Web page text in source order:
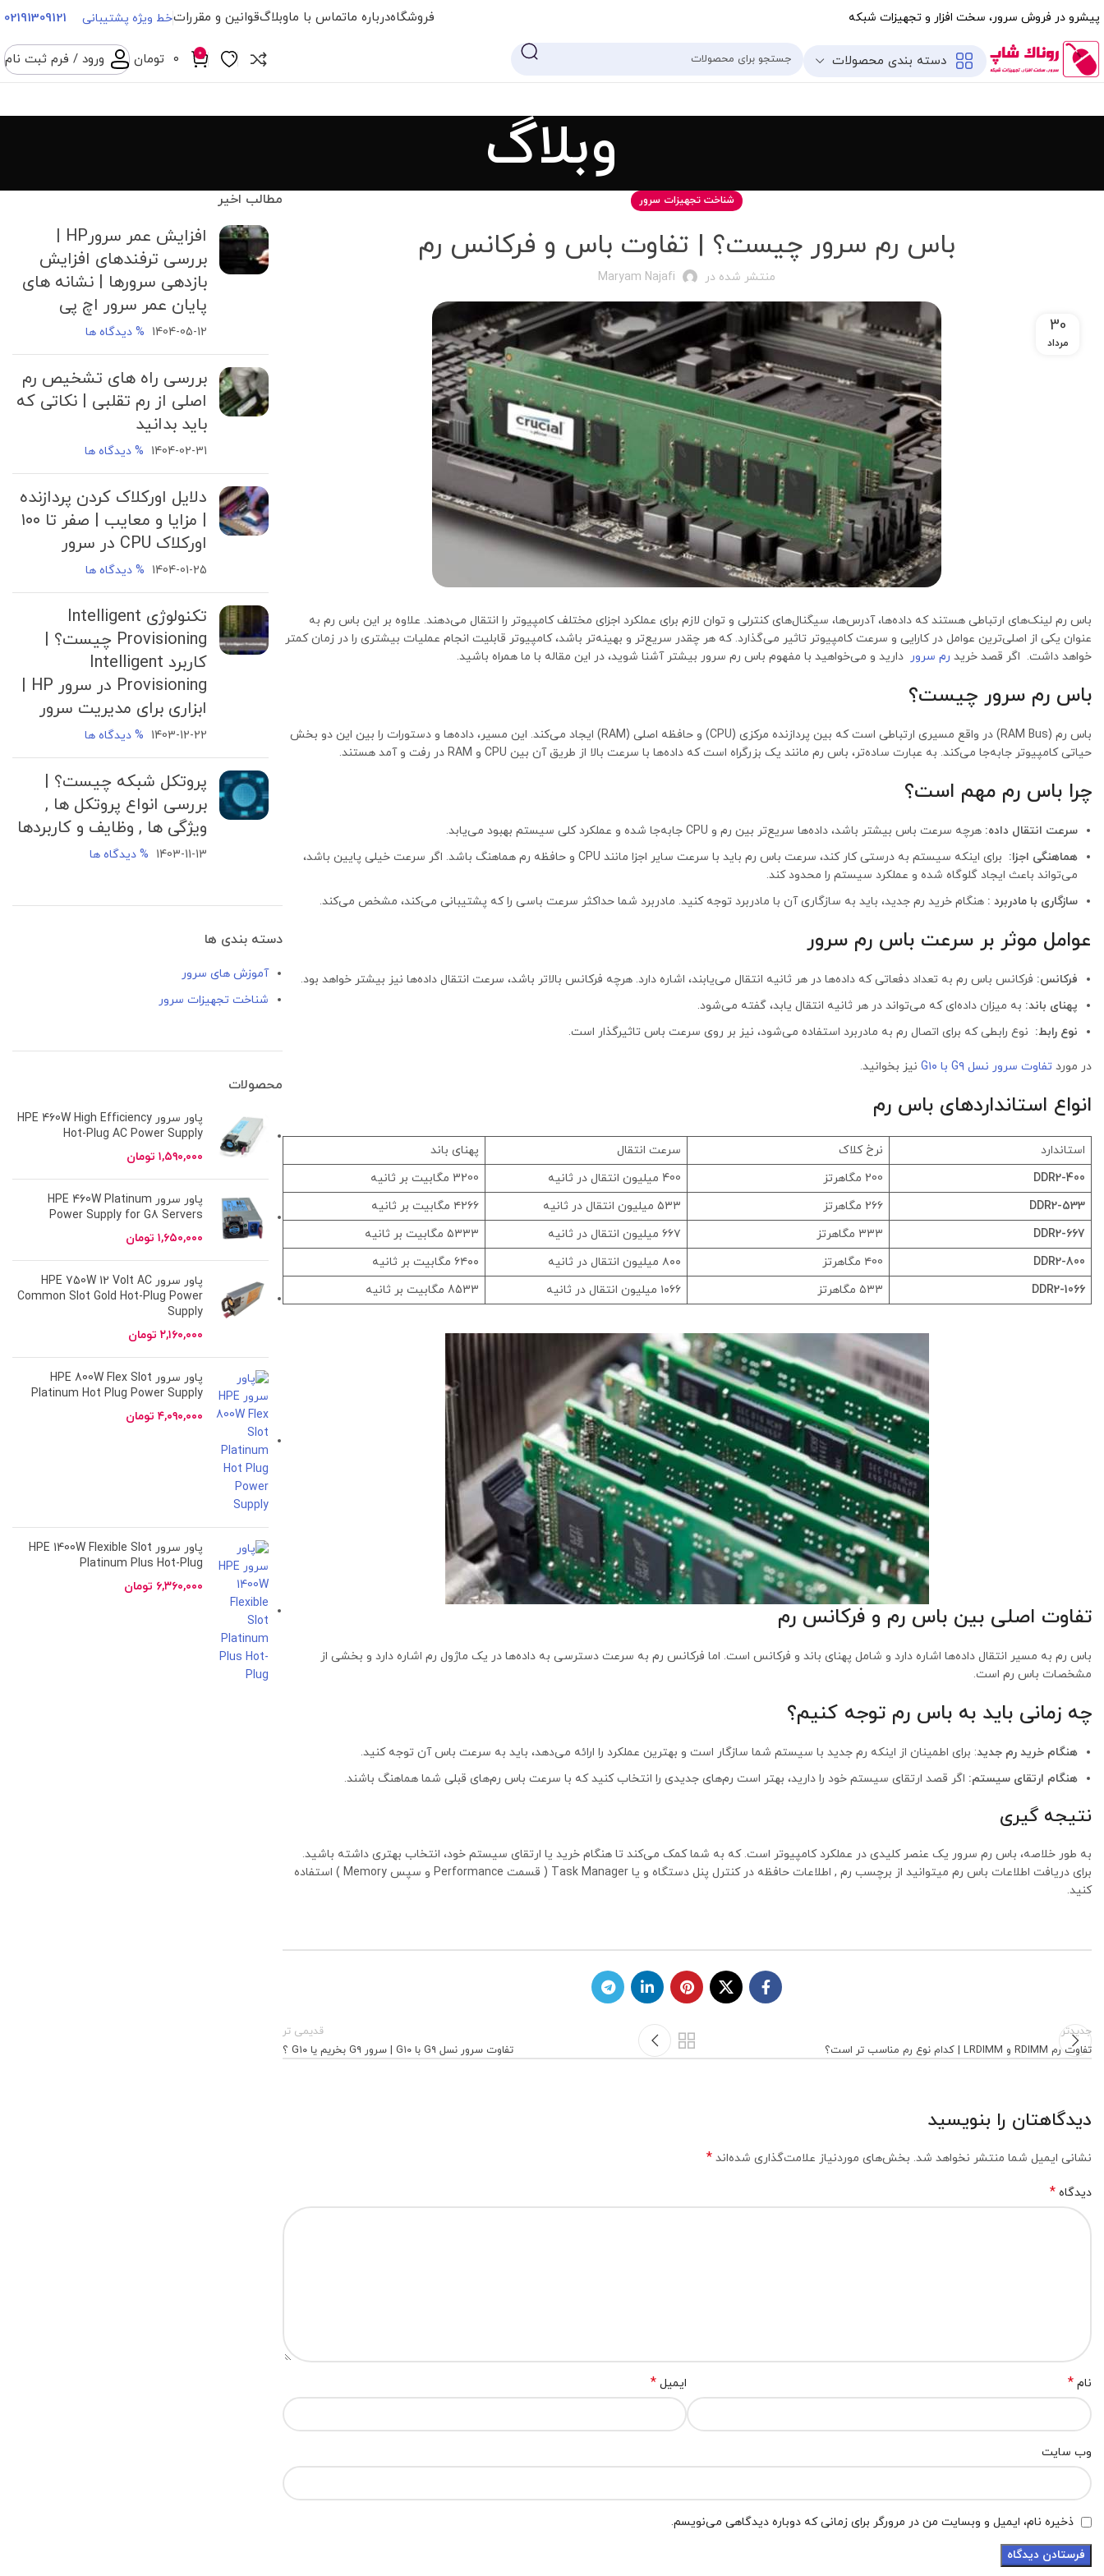
پیشرو در فروش سرور، سخت افزار و تجهیزات شبکه فروشگاهدرباره ماتماس با ماوبلاگقوانین و مقرراتخط ویژه پشتیبانی 02191309121
دسته بندی محصولات 0 ۰ تومان ورود / فرم ثبت نام
وبلاگ
شناخت تجهیزات سرور
باس رم سرور چیست؟ | تفاوت باس و فرکانس رم
منتشر شده در Maryam Najafi
30
مرداد
باس‌ رم لینک‌های ارتباطی هستند که داده‌ها، آدرس‌ها، سیگنال‌های کنترلی و توان لازم برای عملکرد اجزای مختلف کامپیوتر را انتقال می‌دهند. علاوه بر این باس رم به
‌عنوان یکی از اصلی‌ترین عوامل در کارایی و سرعت کامپیوتر تاثیر می‌گذارد. که هر چقدر سریع‌تر و بهینه‌تر باشد، کامپیوتر قابلیت انجام عملیات بیشتری را در زمان کمتر
خواهد داشت. اگر قصد خرید رم سرور دارید و می‌خواهید با مفهوم باس رم سرور بیشتر آشنا شوید، در این مقاله با ما همراه باشید.
باس رم سرور چیست؟
باس رم (RAM Bus) در واقع مسیری ارتباطی است که بین پردازنده مرکزی (CPU) و حافظه اصلی (RAM) ایجاد می‌کند. این مسیر، داده‌ها و دستورات را بین این دو بخش
حیاتی کامپیوتر جابه‌جا می‌کند. به عبارت ساده‌تر، باس رم مانند یک بزرگراه است که داده‌ها با سرعت بالا از طریق آن بین CPU و RAM در رفت و آمد هستند.
چرا باس رم مهم است؟
سرعت انتقال داده: هرچه سرعت باس بیشتر باشد، داده‌ها سریع‌تر بین رم و CPU جابه‌جا شده و عملکرد کلی سیستم بهبود می‌یابد.
هماهنگی اجزا:
برای اینکه سیستم به درستی کار کند، سرعت باس رم باید با سرعت سایر اجزا مانند CPU و حافظه رم هماهنگ باشد. اگر سرعت خیلی پایین باشد،
می‌تواند باعث ایجاد گلوگاه شده و عملکرد سیستم را محدود کند.
سازگاری با مادربرد : هنگام خرید رم جدید، باید به سازگاری آن با مادربرد توجه کنید. مادربرد شما حداکثر سرعت باسی را که پشتیبانی می‌کند، مشخص می‌کند.
عوامل موثر بر سرعت باس رم سرور
فرکانس: فرکانس باس رم به تعداد دفعاتی که داده‌ها در هر ثانیه انتقال می‌یابند، اشاره دارد. هرچه فرکانس بالاتر باشد، سرعت انتقال داده‌ها نیز بیشتر خواهد بود.
پهنای باند: به میزان داده‌ای که می‌تواند در هر ثانیه انتقال یابد، گفته می‌شود.
نوع رابط: نوع رابطی که برای اتصال رم به مادربرد استفاده می‌شود، نیز بر روی سرعت باس تاثیرگذار است.
در مورد تفاوت سرور نسل G۹ با G۱۰ نیز بخوانید.
انواع استانداردهای باس رم
استاندارد نرخ کلاک سرعت انتقال
پهنای باند
DDR2-400
200 مگاهرتز 400 میلیون انتقال در ثانیه
3200 مگابیت بر ثانیه
DDR2-533
2۶۶ مگاهرتز ۵۳۳ میلیون انتقال در ثانیه
۴۲۶۶ مگابیت بر ثانیه
DDR2-667
۳۳۳ مگاهرتز ۶۶۷ میلیون انتقال در ثانیه
۵۳۳۳ مگابیت بر ثانیه
DDR2-800
۴00 مگاهرتز ۸۰۰ میلیون انتقال در ثانیه
۶۴۰۰ مگابیت بر ثانیه
DDR2-1066
۵۳۳ مگاهرتز ۱۰۶۶ میلیون انتقال در ثانیه 8533 مگابیت بر ثانیه
تفاوت اصلی بین باس رم و فرکانس رم
باس رم به مسیر انتقال داده‌ها اشاره دارد و شامل پهنای باند و فرکانس است. اما فرکانس رم به سرعت دسترسی به داده‌ها در یک ماژول رم اشاره دارد و بخشی از
مشخصات باس رم است.
چه زمانی باید به باس رم توجه کنیم؟
هنگام خرید رم جدید: برای اطمینان از اینکه رم جدید با سیستم شما سازگار است و بهترین عملکرد را ارائه می‌دهد، باید به سرعت باس آن توجه کنید.
هنگام ارتقای سیستم: اگر قصد ارتقای سیستم خود را دارید، بهتر است رم‌های جدیدی را انتخاب کنید که با سرعت باس رم‌های قبلی شما هماهنگ باشند.
نتیجه گیری
به طور خلاصه، باس رم سرور یک عنصر کلیدی در عملکرد کامپیوتر است. که به شما کمک می‌کند تا هنگام خرید یا ارتقای سیستم خود، انتخاب بهتری داشته باشید.
برای دریافت اطلاعات باس رم میتوانید از برچسب رم , اطلاعات حافظه در کنترل پنل دستگاه و یا Task Manager ( قسمت Performance و سپس Memory ) استفاده
کنید.
جدیدتر
تفاوت رم RDIMM و LRDIMM | کدام نوع رم مناسب تر است؟
قدیمی تر
تفاوت سرور نسل G۹ با G۱۰ | سرور G۹ بخریم یا G۱۰ ؟
دیدگاهتان را بنویسید
نشانی ایمیل شما منتشر نخواهد شد. بخش‌های موردنیاز علامت‌گذاری شده‌اند *
دیدگاه *
نام * ایمیل *
وب‌ سایت
ذخیره نام، ایمیل و وبسایت من در مرورگر برای زمانی که دوباره دیدگاهی می‌نویسم.
مطالب اخیر
افزایش عمر سرورHP |
بررسی ترفندهای افزایش
بازدهی سرورها | نشانه های
پایان عمر سرور اچ پی
1404-05-12 % دیدگاه ها
بررسی راه های تشخیص رم
اصلی از رم تقلبی | نکاتی که
باید بدانید
1404-02-31 % دیدگاه ها
دلایل اورکلاک کردن پردازنده
| مزایا و معایب | صفر تا ۱۰۰
اورکلاک CPU در سرور
1404-01-25 % دیدگاه ها
تکنولوژی Intelligent
Provisioning چیست؟ |
کاربرد Intelligent
Provisioning در سرور HP |
ابزاری برای مدیریت سرور
1403-12-22 % دیدگاه ها
پروتکل شبکه چیست؟ |
بررسی انواع پروتکل ها ,
ویژگی ها , وظایف و کاربردها
1403-11-13 % دیدگاه ها
دسته بندی ها
آموزش های سرور
شناخت تجهیزات سرور
محصولات
پاور سرور HPE 460W High Efficiency
Hot-Plug AC Power Supply
۱,۵۹۰,۰۰۰ تومان
پاور سرور HPE 460W Platinum
Power Supply for G8 Servers
۱,۶۵۰,۰۰۰ تومان
پاور سرور HPE 750W 12 Volt AC
Common Slot Gold Hot-Plug Power
Supply
۲,۱۶۰,۰۰۰ تومان
پاور سرور HPE 800W Flex Slot
Platinum Hot Plug Power Supply
۴,۰۹۰,۰۰۰ تومان
پاور سرور HPE 1400W Flexible Slot
Platinum Plus Hot-Plug
۶,۳۶۰,۰۰۰ تومان